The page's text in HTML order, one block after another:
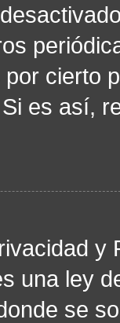
cierto
es así,
una ley
se